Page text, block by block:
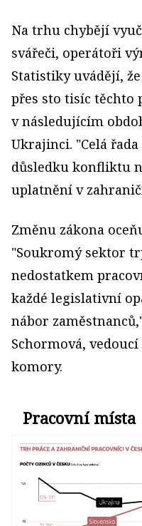
Na trhu chybějí
svářeči, operátoři
Statistiky uvádějí,
přes sto tisíc těchto
v následujícím
Ukrajinci. "Celá
důsledku konfliktu
uplatnění v
Změnu zákona
"Soukromý sektor
nedostatkem
každé legislativní
nábor
Schormová,
komory.
Pracovní místa